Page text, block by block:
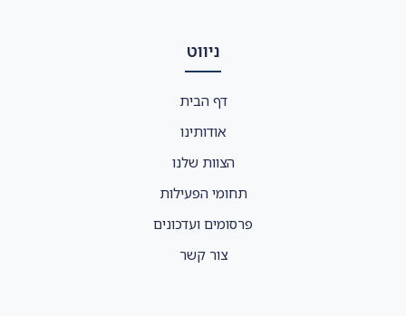
ניווט
דף הבית
אודותינו
הצוות שלנו
תחומי הפעילות
פרסומים ועדכונים
צור קשר